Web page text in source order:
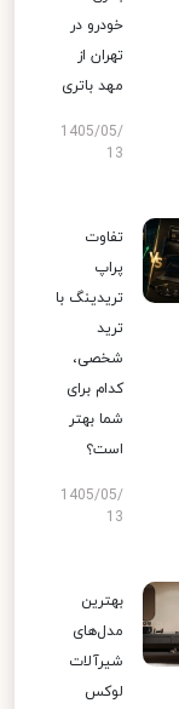
خودرو در
تهران از
مهد باتری
1405/05/
13
تفاوت
پراپ
تریدینگ با
ترید
شخصی،
کدام برای
شما بهتر
است؟
1405/05/
13
بهترین
مدل‌های
شیرآلات
لوکس